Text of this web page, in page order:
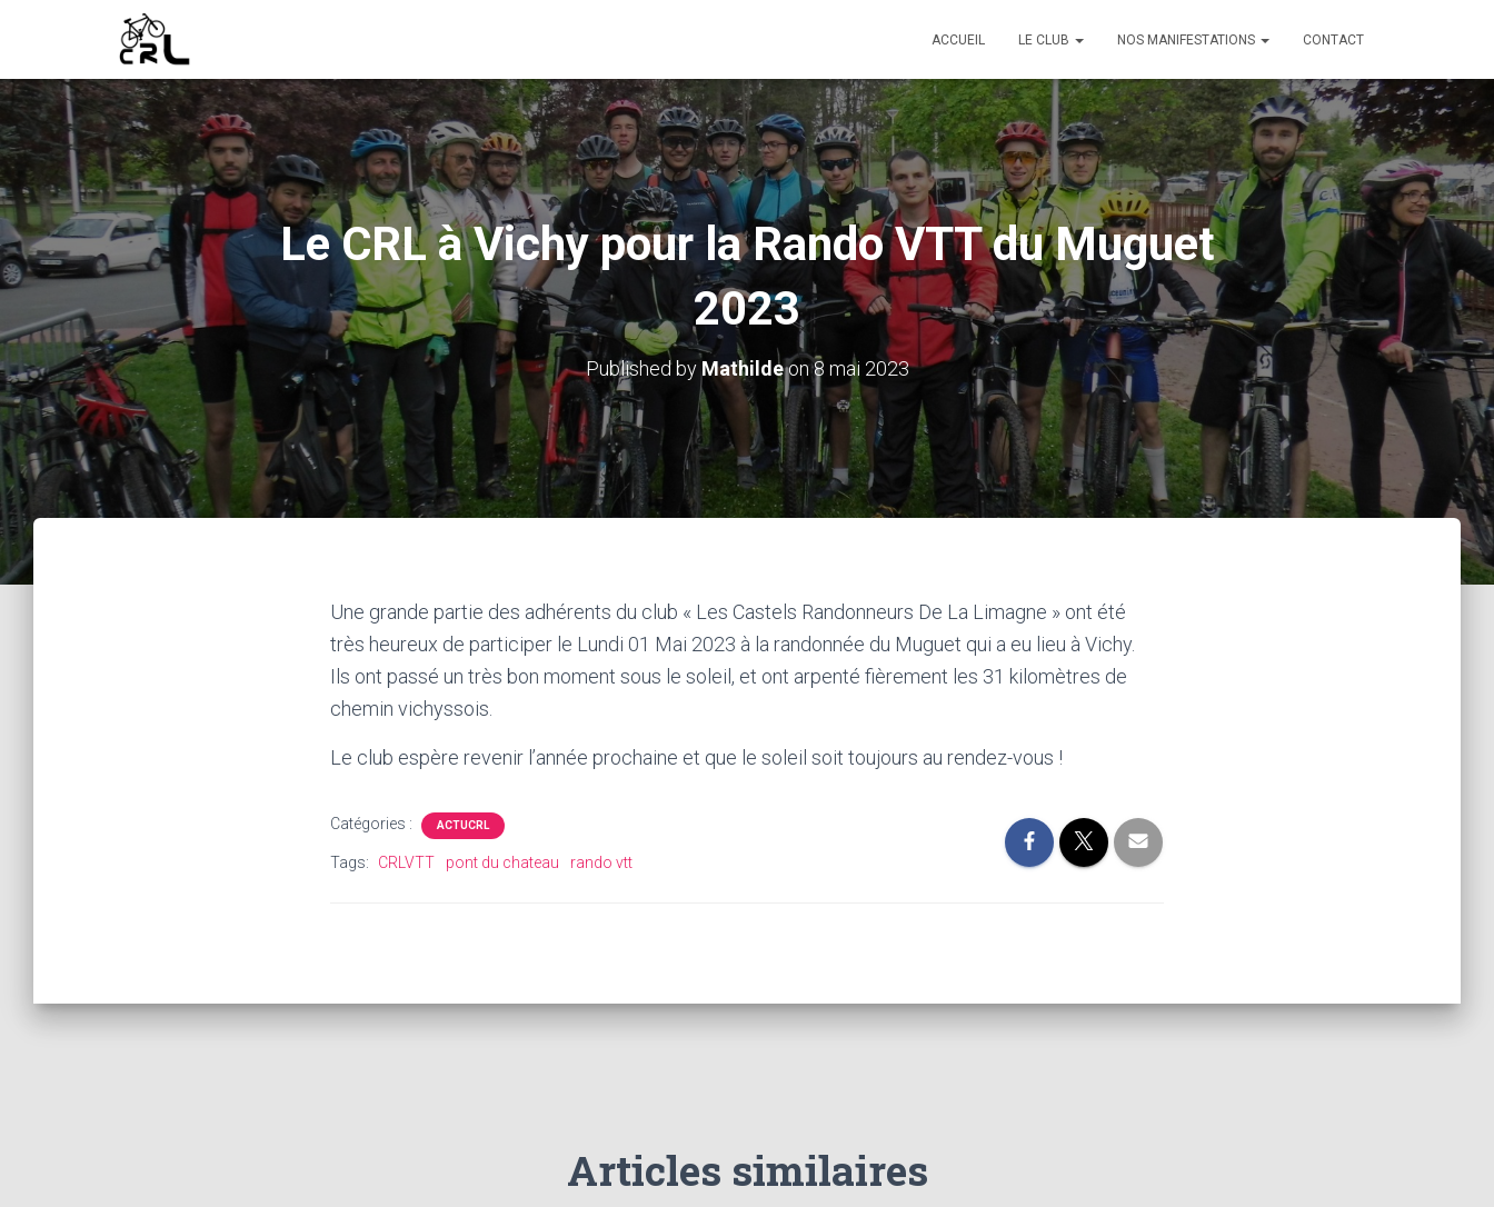
ACCUEIL LE CLUB NOS MANIFESTATIONS CONTACT
Le CRL à Vichy pour la Rando VTT du Muguet
2023
Published byMathildeon8 mai 2023
Une grande partie des adhérents du club « Les Castels Randonneurs De La Limagne » ont été
très heureux de participer le Lundi 01 Mai 2023 à la randonnée du Muguet qui a eu lieu à Vichy.
Ils ont passé un très bon moment sous le soleil, et ont arpenté fièrement les 31 kilomètres de
chemin vichyssois.
Le club espère revenir l’année prochaine et que le soleil soit toujours au rendez-vous !
Catégories : ACTUCRL
Tags: CRLVTT pont du chateau rando vtt
Articles similaires